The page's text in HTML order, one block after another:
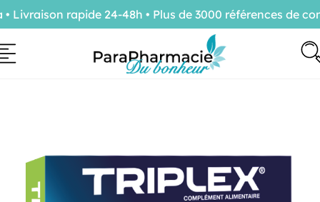
rapide 24-48h • Plus de 3000 références de